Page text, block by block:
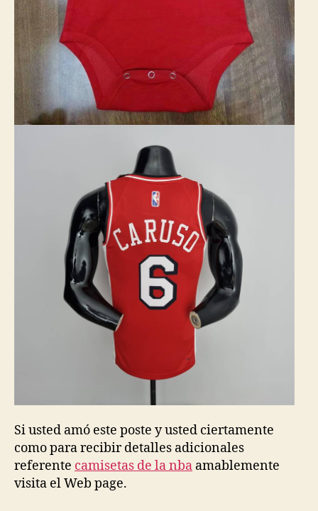
Si usted amó este poste y usted ciertamente
como para recibir detalles adicionales
referente camisetas de la nba amablemente
visita el Web page.